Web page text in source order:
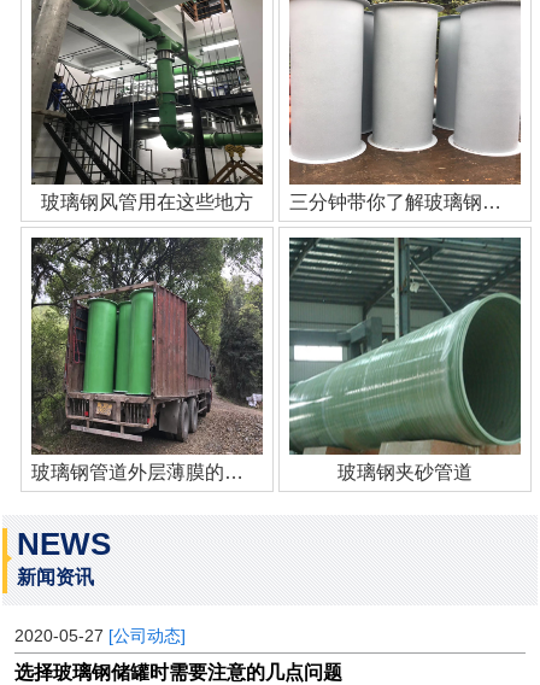
玻璃钢风管用在这些地方 三分钟带你了解玻璃钢管道
玻璃钢管道外层薄膜的作用 玻璃钢夹砂管道
NEWS
新闻资讯
2020-05-27 [公司动态]
选择玻璃钢储罐时需要注意的几点问题